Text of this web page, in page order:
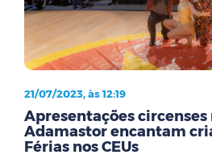
21/07/2023, às 12:19
Apresentações circenses
Adamastor encantam
Férias nos CEUs